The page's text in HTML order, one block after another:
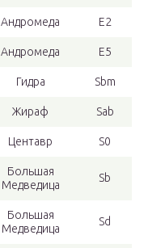
Андромеда E2
Андромеда E5
Гидра Sbm
Жираф Sab
Центавр S0
Большая
Медведица
Sb
Большая
Медведица
Sd